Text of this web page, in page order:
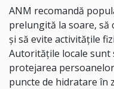
ANM recomandă
prelungită la soare, să
și să evite activitățile
Autoritățile locale
protejarea
puncte de hidratare în